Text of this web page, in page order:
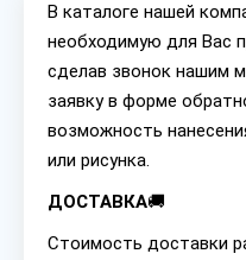
В каталоге нашей
необходимую для Вас
сделав звонок нашим
заявку в форме
возможность
или рисунка.
ДОСТАВКА🚚
Стоимость доставки